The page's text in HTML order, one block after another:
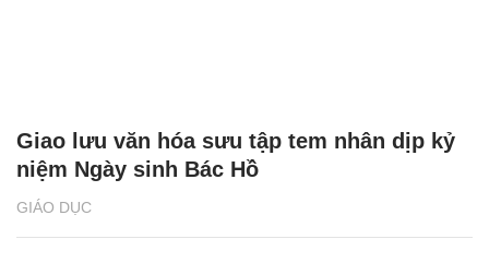
GIÁO DỤC
Giao lưu văn hóa sưu tập tem nhân dịp kỷ
niệm Ngày sinh Bác Hồ